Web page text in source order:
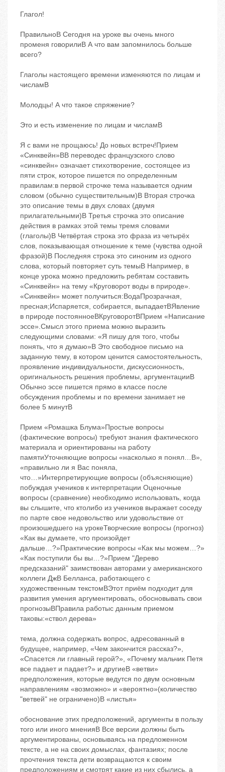
Глагол!
ПравильноB Сегодня на уроке вы очень много
променя говорилиB А что вам запомнилось больше
всего?
Глаголы настоящего времени изменяются по лицам и
числамB
Молодцы! А что такое спряжение?
Это и есть изменение по лицам и числамB
Я с вами не прощаюсь! До новых встреч!Прием
«Синквейн»BВ переводес французского слово
«синквейн» означает стихотворение, состоящее из
пяти строк, которое пишется по определенным
правилам:в первой строчке тема называется одним
словом (обычно существительным)B Вторая строчка
‬это описание темы в двух словах (двумя
прилагательными)B Третья строчка ‬это описание
действия в рамках этой темы тремя словами
(глаголы)B Четвёртая строка ‬это фраза из четырёх
слов, показывающая отношение к теме (чувства одной
фразой)B Последняя строка ‬это синоним из одного
слова, который повторяет суть темыB Например, в
конце урока можно предложить ребятам составить
«Синквейн» на тему «Круговорот воды в природе».
«Синквейн» может получиться:ВодаПрозрачная,
пресная;Испаряется, собирается, выпадаетBЯвление
в природе постоянноеBКруговоротBПрием «Написание
эссе».Смысл этого приема можно выразить
следующими словами: «Я пишу для того, чтобы
понять, что я думаю»B Это свободное письмо на
заданную тему, в котором ценится самостоятельность,
проявление индивидуальности, дискуссионность,
оригинальность решения проблемы, аргументацииB
Обычно эссе пишется прямо в классе после
обсуждения проблемы и по времени занимает не
более 5 минутB
Прием «Ромашка Блума»Простые вопросы
(фактические вопросы) ‬требуют знания фактического
материала и ориентированы на работу
памятиУточняющие вопросы ‬«насколько я понял…B»,
«правильно ли я Вас поняла,
что…»Интерпретирующие вопросы (объясняющие)
‬побуждая учеников к интерпретации Оценочные
вопросы (сравнение) ‬необходимо использовать, когда
вы слышите, что ктолибо из учеников выражает соседу
по парте свое недовольство или удовольствие от
произошедшего на урокеТворческие вопросы (прогноз)
‬«Как вы думаете, что произойдет
дальше…?»Практические вопросы ‬«Как мы можем…?»
«Как поступили бы вы…?»Прием "Дерево
предсказаний" заимствован авторами у американского
коллеги ДжB Белланса, работающего с
художественным текстомBЭтот приём подходит для
развития умения аргументировать, обосновывать свои
прогнозыBПравила работыс данным приемом
таковы:«ствол дерева»
тема, должна содержать вопрос, адресованный в
будущее, например, «Чем закончится рассказ?»,
«Спасется ли главный герой?», «Почему мальчик Петя
все падает и падает?» и другиеB «ветви»
предположения, которые ведутся по двум основным
направлениям ‬«возможно» и «вероятно»(количество
"ветвей" не ограничено)B «листья»
обоснование этих предположений, аргументы в пользу
того или иного мненияB Все версии должны быть
аргументированы, основываясь на предложенном
тексте, а не на своих домыслах, фантазиях; после
прочтения текста дети возвращаются к своим
предположениям и смотрят какие из них сбылись, а